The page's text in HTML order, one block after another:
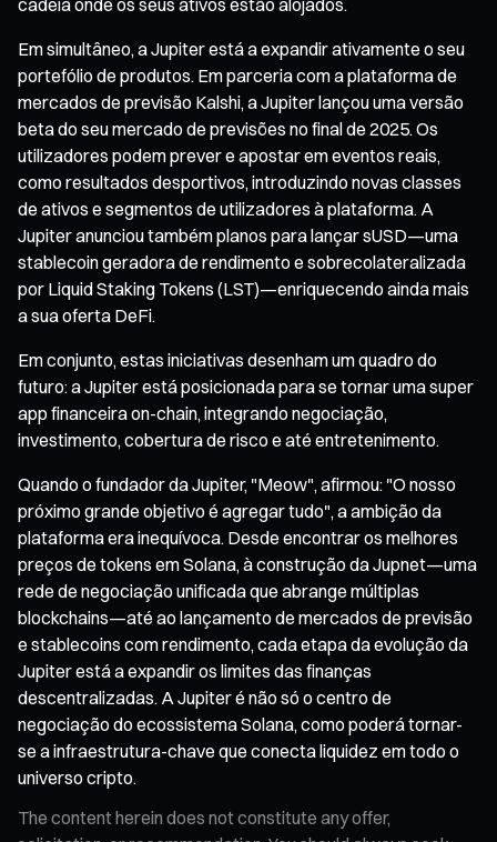
Em simultâneo, a Jupiter está a expandir ativamente o seu
portefólio de produtos. Em parceria com a plataforma de
mercados de previsão Kalshi, a Jupiter lançou uma versão
beta do seu mercado de previsões no final de 2025. Os
utilizadores podem prever e apostar em eventos reais,
como resultados desportivos, introduzindo novas classes
de ativos e segmentos de utilizadores à plataforma. A
Jupiter anunciou também planos para lançar sUSD—uma
stablecoin geradora de rendimento e sobrecolateralizada
por Liquid Staking Tokens (LST)—enriquecendo ainda mais
a sua oferta DeFi.
Em conjunto, estas iniciativas desenham um quadro do
futuro: a Jupiter está posicionada para se tornar uma super
app financeira on-chain, integrando negociação,
investimento, cobertura de risco e até entretenimento.
Quando o fundador da Jupiter, "Meow", afirmou: "O nosso
próximo grande objetivo é agregar tudo", a ambição da
plataforma era inequívoca. Desde encontrar os melhores
preços de tokens em Solana, à construção da Jupnet—uma
rede de negociação unificada que abrange múltiplas
blockchains—até ao lançamento de mercados de previsão
e stablecoins com rendimento, cada etapa da evolução da
Jupiter está a expandir os limites das finanças
descentralizadas. A Jupiter é não só o centro de
negociação do ecossistema Solana, como poderá tornar-
se a infraestrutura-chave que conecta liquidez em todo o
universo cripto.
The content herein does not constitute any offer,